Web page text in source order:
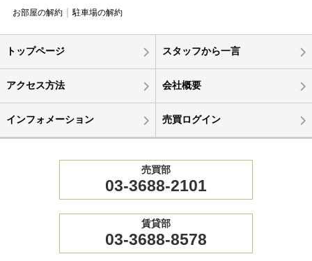
お部屋の解約 駐車場の解約
トップページ スタッフから一言
アクセス方法 会社概要
インフォメーション 売買ログイン
売買部
03-3688-2101
賃貸部
03-3688-8578